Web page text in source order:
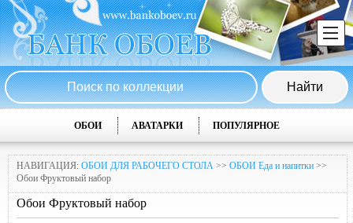
ОБОИ АВАТАРКИ ПОПУЛЯРНОЕ
НАВИГАЦИЯ: ОБОИ ДЛЯ РАБОЧЕГО СТОЛА >> ОБОИ Еда и напитки >>
Обои Фруктовый набор
Обои Фруктовый набор